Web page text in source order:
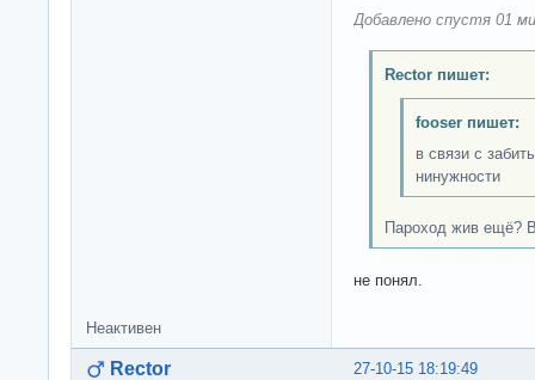
Добавлено спустя 01
Rector пишет:
fooser пишет:
в связи с
нинужности
Пароход жив ещё?
не понял.
Неактивен
27-10-15 18:19:49
Rector